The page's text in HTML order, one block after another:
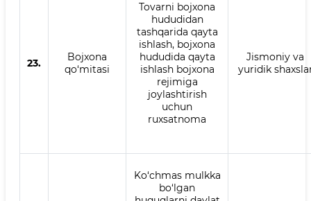
23.
Bojxona
qo‘mitasi
Tovarni bojxona
hududidan
tashqarida qayta
ishlash, bojxona
hududida qayta
ishlash bojxona
rejimiga
joylashtirish
uchun
ruxsatnoma
Jismoniy va
yuridik
Ko‘chmas mulkka
bo‘lgan